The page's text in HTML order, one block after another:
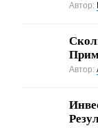
Автор:
Автор: